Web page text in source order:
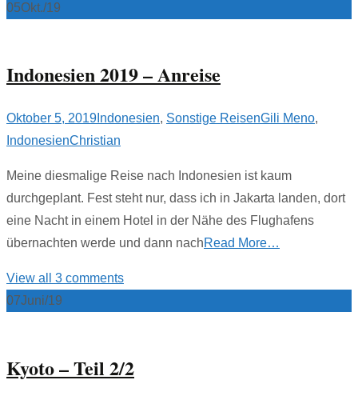
05Okt./19
Indonesien 2019 – Anreise
Oktober 5, 2019 Indonesien, Sonstige ReisenGili Meno,
IndonesienChristian
Meine diesmalige Reise nach Indonesien ist kaum
durchgeplant. Fest steht nur, dass ich in Jakarta landen, dort
eine Nacht in einem Hotel in der Nähe des Flughafens
übernachten werde und dann nachRead More…
View all 3 comments
07Juni/19
Kyoto – Teil 2/2